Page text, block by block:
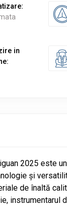
:
in
:
2025 este
și
de înaltă
instrumentarul